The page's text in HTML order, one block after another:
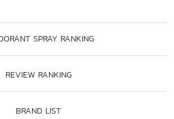
SPRAY RANKING
REVIEW RANKING
BRAND LIST